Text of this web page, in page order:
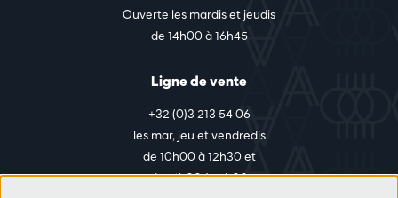
Ouverte les mardis et jeudis
de 14h00 à 16h45
Ligne de vente
+32 (0)3 213 54 06
les mar, jeu et vendredis
de 10h00 à 12h30 et
de 14h00 à 17h00